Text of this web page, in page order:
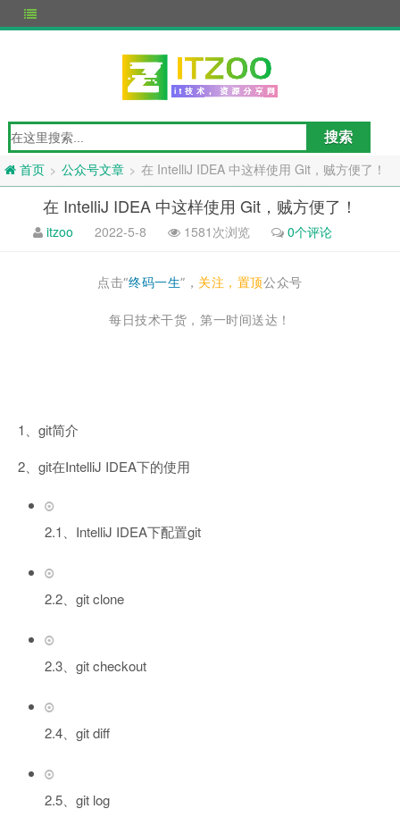
首页 > 公众号文章 > 在 IntelliJ IDEA 中这样使用 Git，贼方便了！
在 IntelliJ IDEA 中这样使用 Git，贼方便了！
itzoo 2022-5-8 1581次浏览 0个评论
点击“终码一生”， 关注，置顶公众号
每日技术干货，第一时间送达！
1、git简介
2、git在IntelliJ IDEA下的使用
2.1、IntelliJ IDEA下配置git
2.2、git clone
2.3、git checkout
2.4、git diff
2.5、git log